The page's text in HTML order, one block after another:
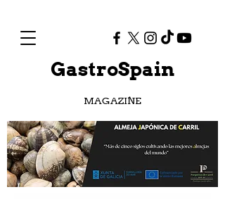
GastroSpain
MAGAZINE